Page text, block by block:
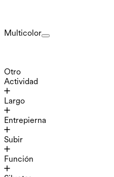
Multicolor
Otro
Actividad
Largo
Entrepierna
Subir
Función